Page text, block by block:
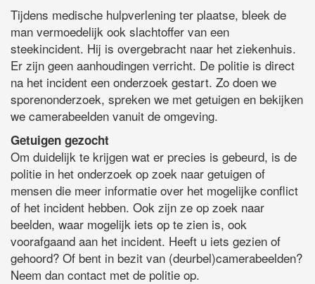
Tijdens medische hulpverlening ter plaatse, bleek de
man vermoedelijk ook slachtoffer van een
steekincident. Hij is overgebracht naar het ziekenhuis.
Er zijn geen aanhoudingen verricht. De politie is direct
na het incident een onderzoek gestart. Zo doen we
sporenonderzoek, spreken we met getuigen en bekijken
we camerabeelden vanuit de omgeving.
Getuigen gezocht
Om duidelijk te krijgen wat er precies is gebeurd, is de
politie in het onderzoek op zoek naar getuigen of
mensen die meer informatie over het mogelijke conflict
of het incident hebben. Ook zijn ze op zoek naar
beelden, waar mogelijk iets op te zien is, ook
voorafgaand aan het incident. Heeft u iets gezien of
gehoord? Of bent in bezit van (deurbel)camerabeelden?
Neem dan contact met de politie op.